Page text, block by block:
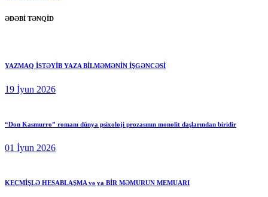
ƏDƏBİ TƏNQİD
YAZMAQ İSTƏYİB YAZA BİLMƏMƏNİN İŞGƏNCƏSİ
19 İyun 2026
“Don Kasmurro” romanı dünya psixoloji prozasının monolit daşlarından biridir
01 İyun 2026
KEÇMİŞLƏ HESABLAŞMA və ya BİR MƏMURUN MEMUARI